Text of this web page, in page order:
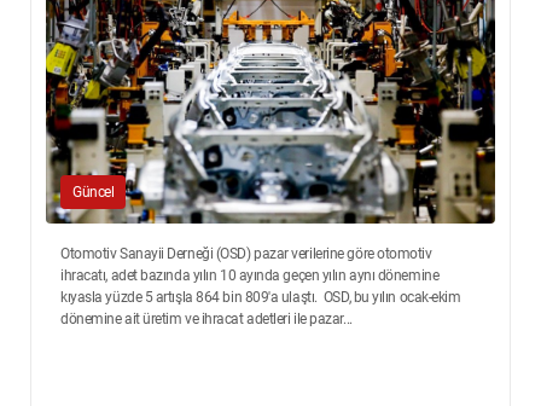
Güncel
Otomotiv Sanayii Derneği (OSD) pazar verilerine göre otomotiv
ihracatı, adet bazında yılın 10 ayında geçen yılın aynı dönemine
kıyasla yüzde 5 artışla 864 bin 809'a ulaştı. OSD, bu yılın ocak-ekim
dönemine ait üretim ve ihracat adetleri ile pazar...